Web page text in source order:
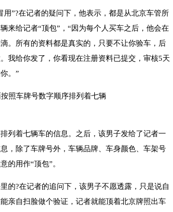
”?在记者的疑问下，他表示，都是从北京车管所
来给记者“顶包”，“因为每个人买车之后，他会在
。所有的资料都是真实的，只要不让你验车，后
我给你发了，你看现在注册资料已提交，审核5天
。”
列着七辆车的信息。之后，该男子发给了记者一
，除了车牌号外，车辆品牌、车身颜色、车架号
的用作“顶包”。
的?在记者的追问下，该男子不愿透露，只是说自
亲自扫脸做个验证，记者就能顶着北京牌照出车